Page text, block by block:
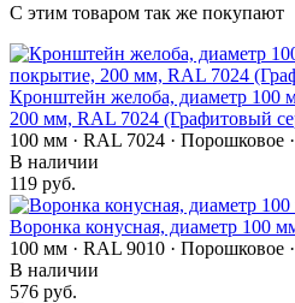
С этим товаром так же покупают
Кронштейн желоба, диаметр 100
200 мм, RAL 7024 (Графитовый
100 мм · RAL 7024 · Порошковое
В наличии
119 руб.
Воронка конусная, диаметр 100
100 мм · RAL 9010 · Порошковое
В наличии
576 руб.